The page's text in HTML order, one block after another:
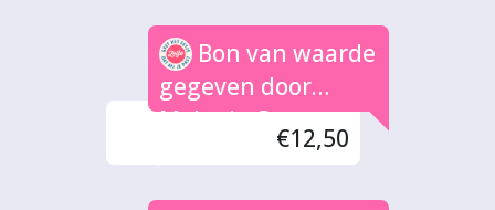
Bon van waarde
gegeven door
Melanie Groot
€12,50